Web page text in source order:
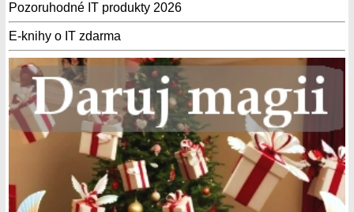
Pozoruhodné IT produkty 2026
E-knihy o IT zdarma